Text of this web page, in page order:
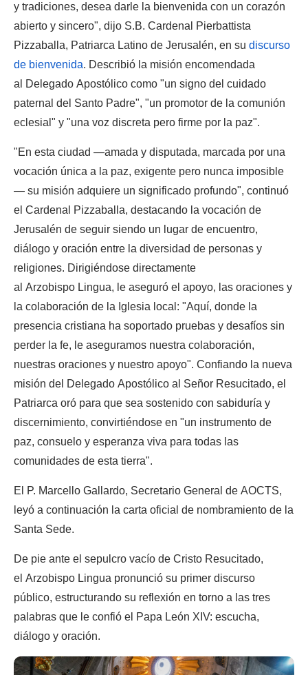
y tradiciones, desea darle la bienvenida con un corazón
abierto y sincero", dijo S.B. Cardenal Pierbattista
Pizzaballa, Patriarca Latino de Jerusalén, en sudiscurso
de bienvenida. Describió la misión encomendada
al Delegado Apostólico como "un signo del cuidado
paternal del Santo Padre", "un promotor de la comunión
eclesial" y "una voz discreta pero firme por la paz".
"En esta ciudad —amada y disputada, marcada por una
vocación única a la paz, exigente pero nunca imposible
— su misión adquiere un significado profundo", continuó
el Cardenal Pizzaballa, destacando la vocación de
Jerusalén de seguir siendo un lugar de encuentro,
diálogo y oración entre la diversidad de personas y
religiones. Dirigiéndose directamente
al Arzobispo Lingua, le aseguró el apoyo, las oraciones y
la colaboración de la Iglesia local: "Aquí, donde la
presencia cristiana ha soportado pruebas y desafíos sin
perder la fe, le aseguramos nuestra colaboración,
nuestras oraciones y nuestro apoyo". Confiando la nueva
misión del Delegado Apostólico al Señor Resucitado, el
Patriarca oró para que sea sostenido con sabiduría y
discernimiento, convirtiéndose en "un instrumento de
paz, consuelo y esperanza viva para todas las
comunidades de esta tierra".
El P. Marcello Gallardo, Secretario General de AOCTS,
leyó a continuación la carta oficial de nombramiento de la
Santa Sede.
De pie ante el sepulcro vacío de Cristo Resucitado,
el Arzobispo Lingua pronunció su primer discurso
público, estructurando su reflexión en torno a las tres
palabras que le confió el Papa León XIV: escucha,
diálogo y oración.